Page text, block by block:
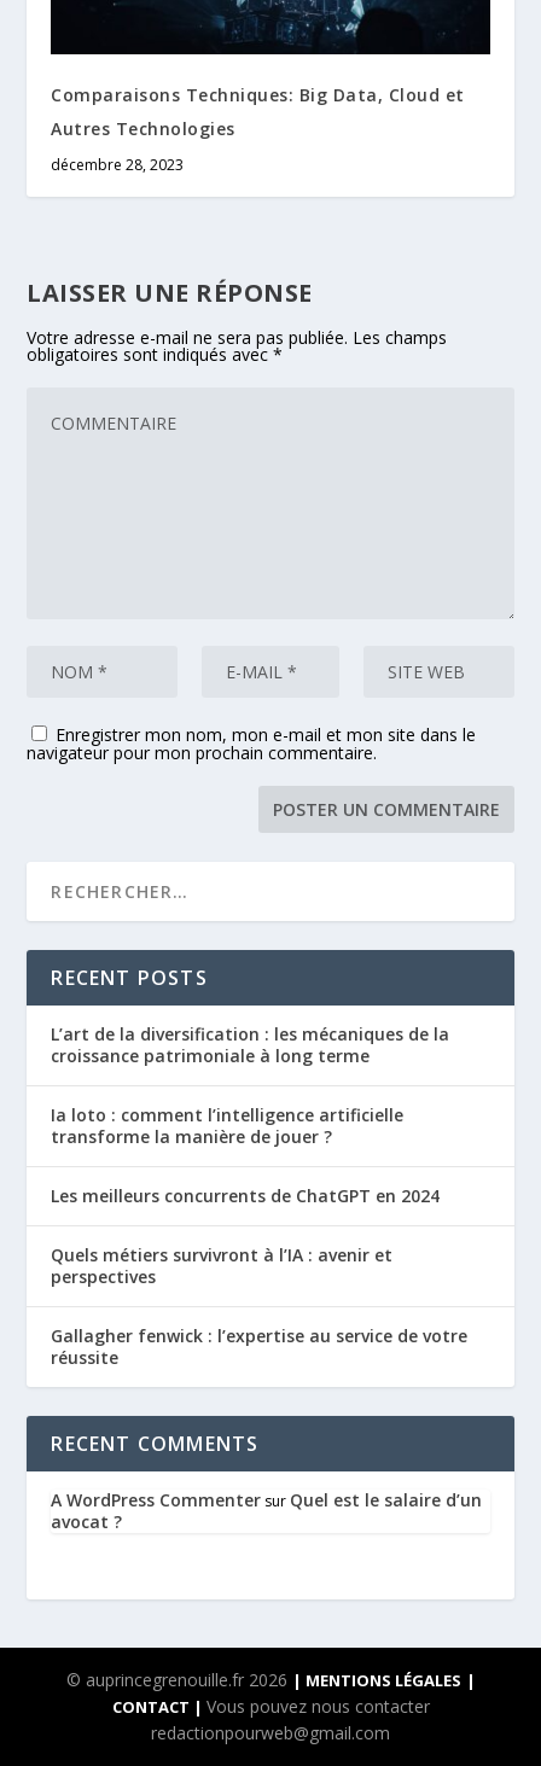
Comparaisons Techniques: Big Data, Cloud et
Autres Technologies
décembre 28, 2023
LAISSER UNE RÉPONSE
Votre adresse e-mail ne sera pas publiée. Les champs
obligatoires sont indiqués avec*
Enregistrer mon nom, mon e-mail et mon site dans le
navigateur pour mon prochain commentaire.
RECENT POSTS
L’art de la diversification : les mécaniques de la
croissance patrimoniale à long terme
Ia loto : comment l’intelligence artificielle
transforme la manière de jouer ?
Les meilleurs concurrents de ChatGPT en 2024
Quels métiers survivront à l’IA : avenir et
perspectives
Gallagher fenwick : l’expertise au service de votre
réussite
RECENT COMMENTS
A WordPress Commenter sur Quel est le salaire d’un
avocat ?
© auprincegrenouille.fr 2026 | MENTIONS LÉGALES |
CONTACT | Vous pouvez nous contacter
redactionpourweb@gmail.com